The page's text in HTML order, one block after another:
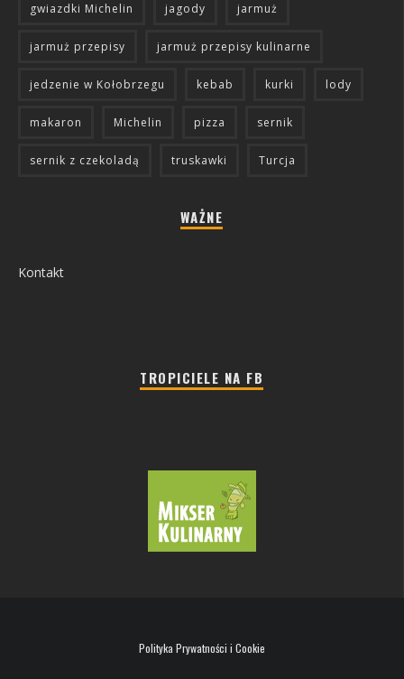
gwiazdki Michelin jagody jarmuż
jarmuż przepisy jarmuż przepisy kulinarne
jedzenie w Kołobrzegu kebab kurki lody
makaron Michelin pizza sernik
sernik z czekoladą truskawki Turcja
WAŻNE
Kontakt
TROPICIELE NA FB
Polityka Prywatności i Cookie